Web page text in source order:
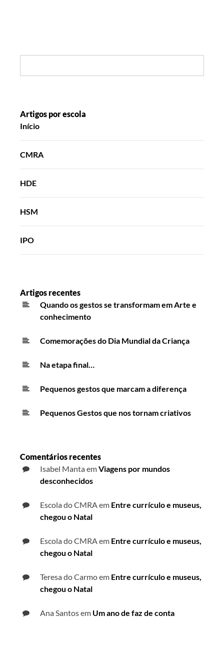
Artigos por escola
Início
CMRA
HDE
HSM
IPO
Artigos recentes
Quando os gestos se transformam em Arte e
conhecimento
Comemorações do Dia Mundial da Criança
Na etapa final…
Pequenos gestos que marcam a diferença
Pequenos Gestos que nos tornam criativos
Comentários recentes
Isabel MantaemViagens por mundos
desconhecidos
Escola do CMRA em Entre currículo e museus,
chegou o Natal
Escola do CMRA em Entre currículo e museus,
chegou o Natal
Teresa do Carmoem Entre currículo e museus,
chegou o Natal
Ana Santosem Um ano de faz de conta